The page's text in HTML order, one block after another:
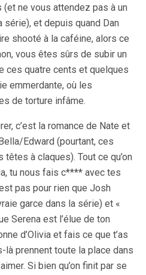
ne vous attendez pas à un
et depuis quand Dan
shooté à la caféine, alors ce
vous êtes sûrs de subir un
ces quatre cents et quelques
emmerdante, où les
de torture infâme.
c’est la romance de Nate et
Edward (pourtant, ces
à claques). Tout ce qu’on
tu nous fais c**** avec tes
pas pour rien que Josh
garce dans la série) et «
Serena est l’élue de ton
d’Olivia et fais ce que t’as
là prennent toute la place dans
Si bien qu’on finit par se